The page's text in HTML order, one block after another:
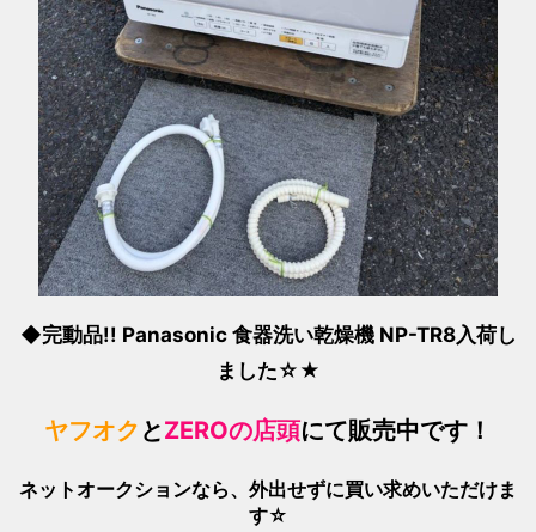
◆完動品!! Panasonic 食器洗い乾燥機 NP-TR8入荷し
ました☆★
ヤフオク とZEROの店頭にて販売中です！
ネットオークションなら、外出せずに買い求めいただけま
す☆